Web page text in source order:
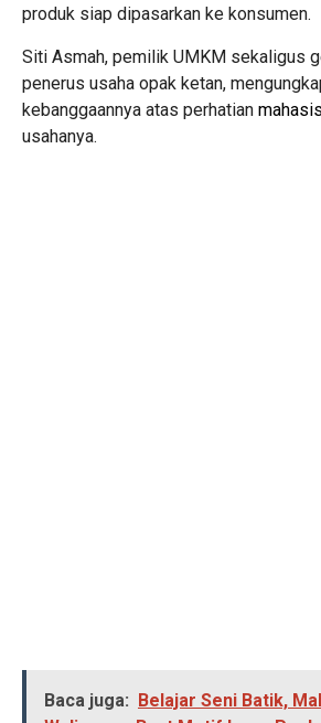
produk siap dipasarkan ke konsumen.
Siti Asmah, pemilik UMKM sekaligus
penerus usaha opak ketan,
kebanggaannya atas perhatian
usahanya.
Baca juga:
Belajar Seni Batik,